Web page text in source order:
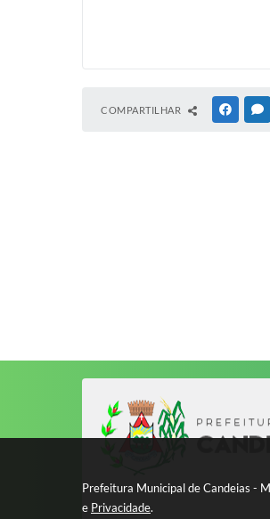
Prefeitura Municipal de Candeias -
e Privacidade.
COMPARTILHAR